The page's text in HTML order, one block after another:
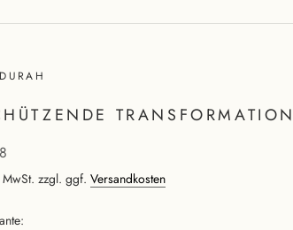
TRANSFORMATION
zzgl. ggf. Versandkosten